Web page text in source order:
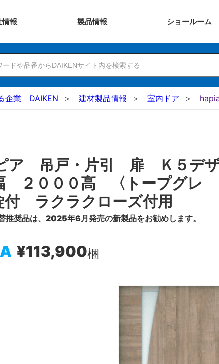
情報 製品情報 ショールーム
企業 DAIKEN 建材製品情報 室内ドア
ア 吊戸・片引 扉 Ｋ５デ
２０００高 〈トープグレ
ラクラクローズ付用
推奨品は、2025年6月発売の新製品をお勧めします。
¥113,900梱